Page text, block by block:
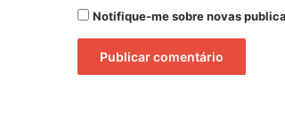
Notifique-me sobre novas